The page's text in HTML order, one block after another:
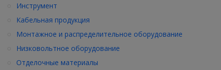
Инструмент
Кабельная продукция
Монтажное и распределительное оборудование
Низковольтное оборудование
Отделочные материалы